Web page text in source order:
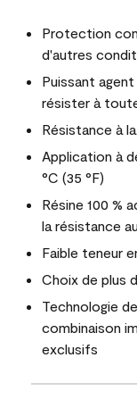
Protection
d'autres
Puissant
résister à
Résistance à
Application à
°C (35 °F)
Résine 100 %
la résistance
Faible teneur
Choix de plus
Technologie
combinaison
exclusifs